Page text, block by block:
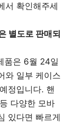
서 확인해주세
별도로 판매되
품은 6월 24일
와 일부 케이스
정입니다. 핸
다양한 모바
있다면 빠르게